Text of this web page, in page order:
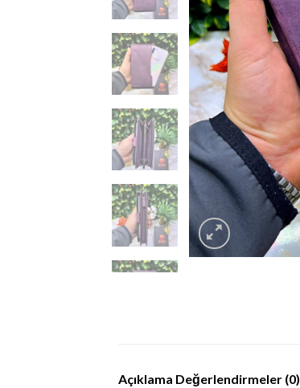
Açıklama Değerlendirmeler (0)